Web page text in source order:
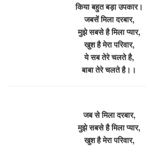
किया बहुत बड़ा उपकार।
जबसें मिला दरबार,
मुझे सबसे है मिला प्यार,
खुश है मेरा परिवार,
ये सब तेरे चलते है,
बाबा तेरे चलते है।।
जब से मिला दरबार,
मुझे सबसे है मिला प्यार,
खुश है मेरा परिवार,